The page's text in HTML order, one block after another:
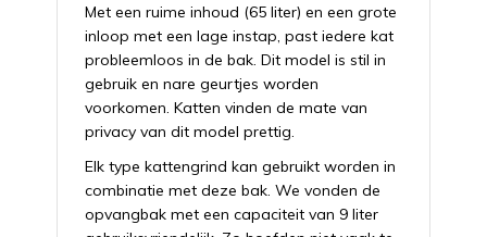
Met een ruime inhoud (65 liter) en een grote
inloop met een lage instap, past iedere kat
probleemloos in de bak. Dit model is stil in
gebruik en nare geurtjes worden
voorkomen. Katten vinden de mate van
privacy van dit model prettig.
Elk type kattengrind kan gebruikt worden in
combinatie met deze bak. We vonden de
opvangbak met een capaciteit van 9 liter